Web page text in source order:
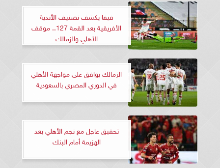
فيفا يكشف تصنيف الأندية
الأفريقية بعد القمة 127.. موقف
الأهلي والزمالك
الزمالك يوافق على مواجهة الأهلي
في الدوري المصري بالسعودية
تحقيق عاجل مع نجم الأهلي بعد
الهزيمة أمام البنك